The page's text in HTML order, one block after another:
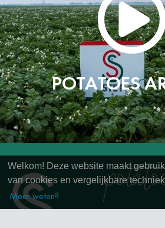
POTATOES
Welkom! Deze website maakt gebruik
van cookies en vergelijkbare
Meer weten?